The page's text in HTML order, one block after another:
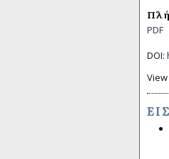
PDF
DOI: